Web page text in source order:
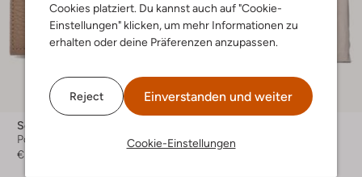
Cookies platziert. Du kannst auch auf "Cookie-
Einstellungen" klicken, um mehr Informationen zu
erhalten oder deine Präferenzen anzupassen.
Reject Einverstanden und weiter
Cookie-Einstellungen
Secrid
Portemonnaie
€ 79,99
Shopper